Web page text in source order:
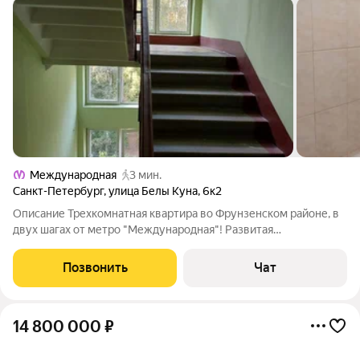
Международная
3 мин.
Санкт-Петербург,улица Белы Куна,6к2
Описание Трехкомнатная квартира во Фрунзенском районе, в
двух шагах от метро "Международная"! Развитая
Светлая и уютная, с прекрасным видом на зеленый двор.
Идеальный вариант для комфортной
Позвонить Чат
14 800 000 ₽